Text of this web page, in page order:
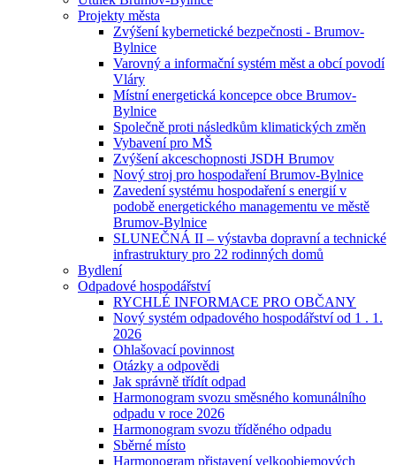
Projekty města
Zvýšení kybernetické bezpečnosti - Brumov-
Bylnice
Varovný a informační systém měst a obcí povodí
Vláry
Místní energetická koncepce obce Brumov-
Bylnice
Společně proti následkům klimatických změn
Vybavení pro MŠ
Zvýšení akceschopnosti JSDH Brumov
Nový stroj pro hospodaření Brumov-Bylnice
Zavedení systému hospodaření s energií v
podobě energetického managementu ve městě
Brumov-Bylnice
SLUNEČNÁ II – výstavba dopravní a technické
infrastruktury pro 22 rodinných domů
Bydlení
Odpadové hospodářství
RYCHLÉ INFORMACE PRO OBČANY
Nový systém odpadového hospodářství od 1 . 1.
2026
Ohlašovací povinnost
Otázky a odpovědi
Jak správně třídít odpad
Harmonogram svozu směsného komunálního
odpadu v roce 2026
Harmonogram svozu tříděného odpadu
Sběrné místo
Harmonogram přistavení velkoobjemových